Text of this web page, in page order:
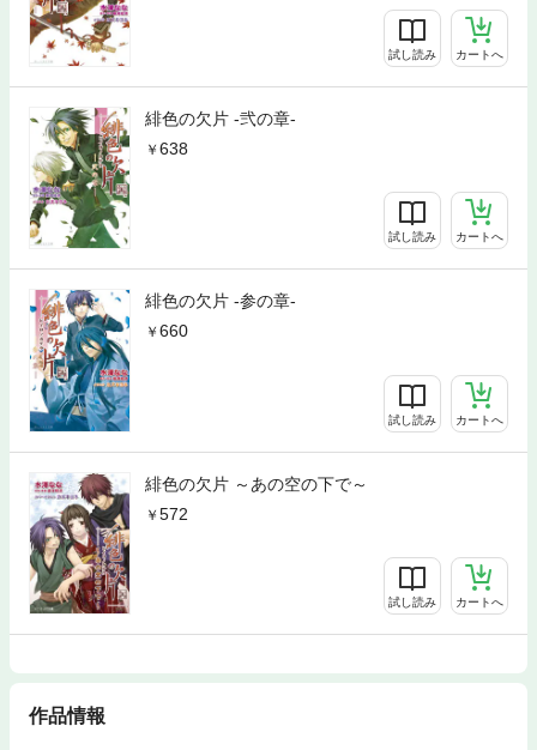
試し読み カートへ
緋色の欠片 -弐の章-
638
試し読み カートへ
緋色の欠片 -参の章-
660
試し読み カートへ
緋色の欠片 ～あの空の下で～
572
試し読み カートへ
作品情報